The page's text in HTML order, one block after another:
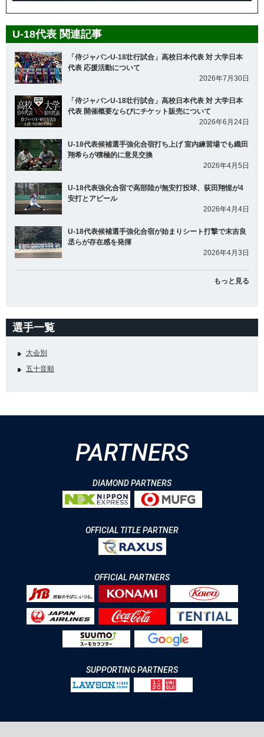
U-18代表 関連記事
「侍ジャパンU-18壮行試合」高校日本代表 対 大学日本
代表 応援活動について
2026年7月30日
「侍ジャパンU-18壮行試合」高校日本代表 対 大学日本
代表 開催概要ならびにチケット販売について
2026年6月24日
U-18代表候補選手強化合宿打ち上げ 室内練習場でも織田
翔希らが積極的に意見交換
2026年4月5日
U-18代表強化合宿で高部陸が無安打投球、荻田翔惺が4
安打とアピール
2026年4月4日
U-18代表候補選手強化合宿が始まりシート打撃で末吉良
丞らが存在感を発揮
2026年4月3日
もっと見る
選手一覧
大会別
五十音順
PARTNERS
DIAMOND PARTNERS
OFFICIAL TITLE PARTNER
OFFICIAL PARTNERS
SUPPORTING PARTNERS